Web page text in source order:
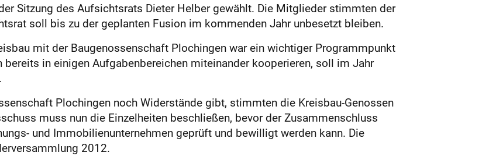
Sitzung des Aufsichtsrats Dieter Helber gewählt. Die Mitglieder stimmten der
soll bis zu der geplanten Fusion im kommenden Jahr unbesetzt bleiben.
mit der Baugenossenschaft Plochingen war ein wichtiger Programmpunkt
in einigen Aufgabenbereichen miteinander kooperieren, soll im Jahr
Plochingen noch Widerstände gibt, stimmten die Kreisbau-Genossen
muss nun die Einzelheiten beschließen, bevor der Zusammenschluss
und Immobilienunternehmen geprüft und bewilligt werden kann. Die
2012.